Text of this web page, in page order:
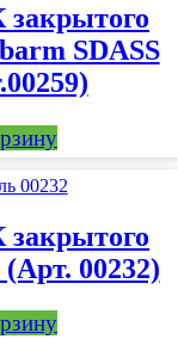
SDASS
00232)